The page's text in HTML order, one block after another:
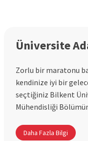
Üniversite
Zorlu bir maratonu
kendinize iyi bir
seçtiğiniz Bilkent
Mühendisliği
Daha Fazla Bilgi